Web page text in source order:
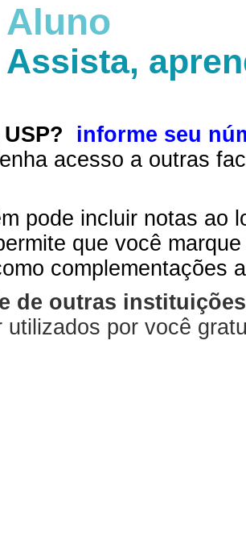
Aluno
Assista,
informe seu
acesso a outras
pode incluir notas ao
que você
complementações
de outras
utilizados por você